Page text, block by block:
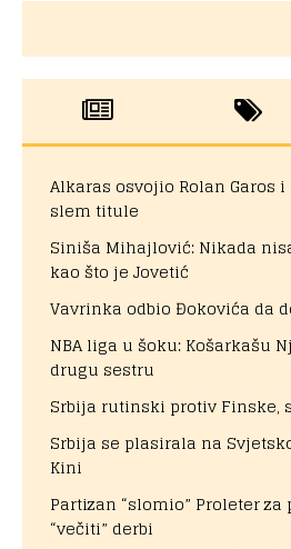
Alkaras osvojio Rolan Garos
slem titule
Siniša Mihajlović: Nikada
kao što je Jovetić
Vavrinka odbio Đokovića da
NBA liga u šoku: Košarkašu
drugu sestru
Srbija rutinski protiv Finske,
Srbija se plasirala na
Kini
Partizan “slomio” Proleter
“večiti” derbi